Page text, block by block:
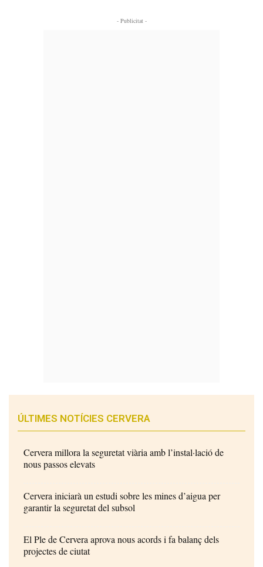
- Publicitat -
ÚLTIMES NOTÍCIES CERVERA
Cervera millora la seguretat viària amb l’instal·lació de
nous passos elevats
Cervera iniciarà un estudi sobre les mines d’aigua per
garantir la seguretat del subsol
El Ple de Cervera aprova nous acords i fa balanç dels
projectes de ciutat